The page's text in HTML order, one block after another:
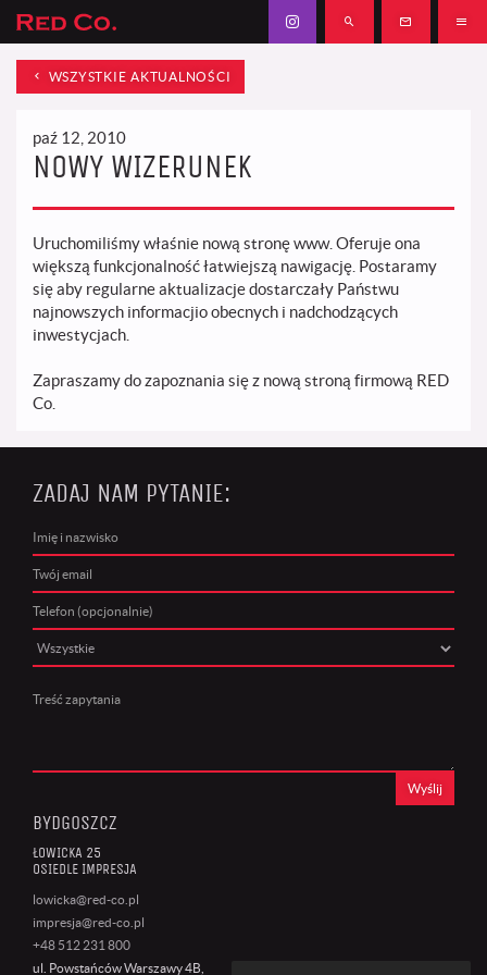
WSZYSTKIE AKTUALNOŚCI
paź 12, 2010
NOWY WIZERUNEK
Uruchomiliśmy właśnie nową stronę www. Oferuje ona
większą funkcjonalność łatwiejszą nawigację. Postaramy
się aby regularne aktualizacje dostarczały Państwu
najnowszych informacjio obecnych i nadchodzących
inwestycjach.
Zapraszamy do zapoznania się z nową stroną firmową RED
Co.
ZADAJ NAM PYTANIE:
Wyślij
BYDGOSZCZ
ŁOWICKA 25
OSIEDLE IMPRESJA
lowicka@red-co.pl
impresja@red-co.pl
+48 512 231 800
ul. Powstańców Warszawy 4B,